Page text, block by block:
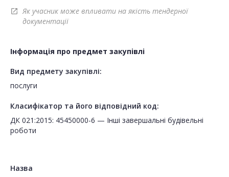
open_in_new
Як учасник може впливати на якість тендерної
документації
Інформація про предмет закупівлі
Вид предмету закупівлі:
послуги
Класифікатор та його відповідний код:
ДК 021:2015: 45450000-6 — Інші завершальні будівельні
роботи
Назва